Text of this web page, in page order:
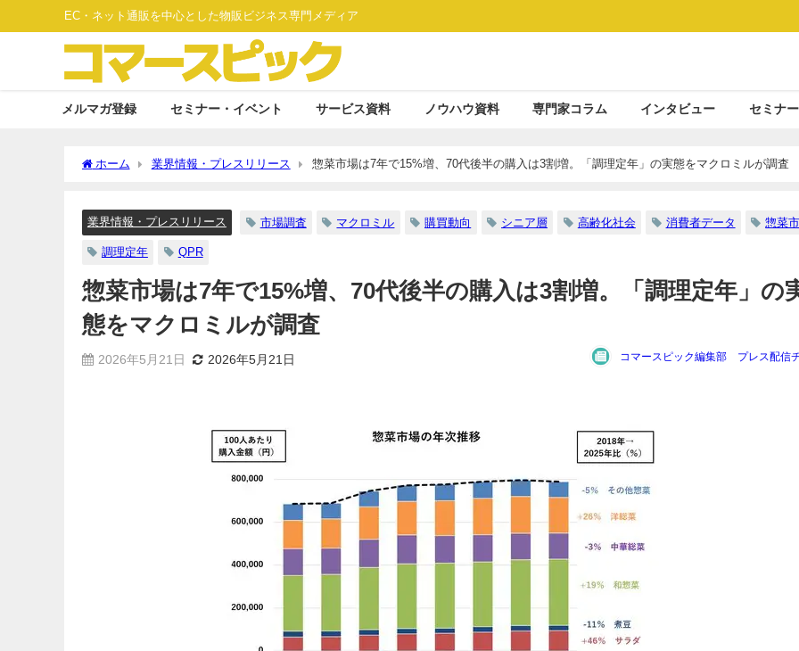
EC・ネット通販を中心とした物販ビジネス専門メディア
メルマガ登録 セミナー・イベント サービス資料 ノウハウ資料 専門家コラム インタビュー セミナ
ホーム 業界情報・プレスリリース 惣菜市場は7年で15%増、70代後半の購入は3割増。「調理定年」の実態をマクロミルが調査
業界情報・プレスリリース 市場調査 マクロミル 購買動向 シニア層 高齢化社会 消費者データ 惣菜
調理定年 QPR
惣菜市場は7年で15%増、70代後半の購入は3割増。「調理定年」の
態をマクロミルが調査
2026年5月21日 2026年5月21日 コマースピック編集部 プレス配信